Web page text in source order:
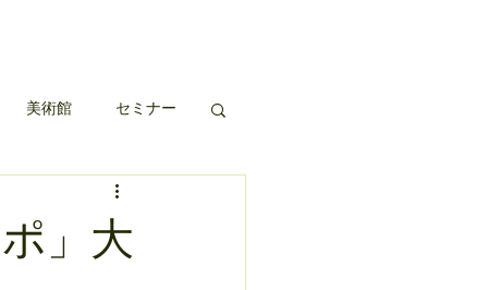
美術館 セミナー
」大